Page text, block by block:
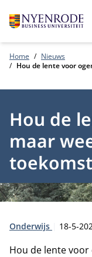
Home
Nieuws
Hou de lente voor
Hou de
maar
Type:
Onderwijs 18-5-
Hou de lente